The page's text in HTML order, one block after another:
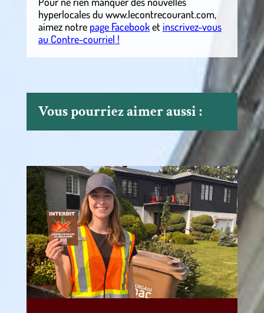
hyperlocalesdu www.lecontrecourant.com,
aimez notre page Facebooket inscrivez-vous
au Contre-courriel !
Vous pourriez aimer aussi :